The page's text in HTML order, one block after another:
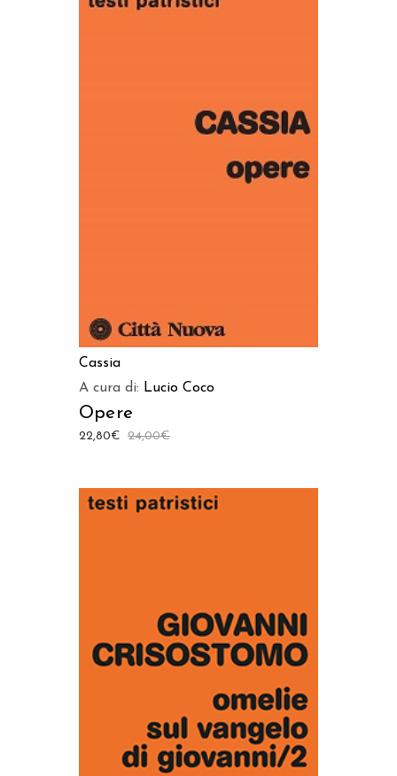
AGGIUNGI AL CARRELLO
Cassia
A cura di: Lucio Coco
Opere
24,00€
22,80€
AGGIUNGI AL CARRELLO